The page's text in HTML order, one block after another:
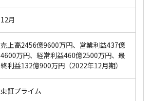
12月
売上高2456億9600万円、営業利益437億
4600万円、経常利益460億2500万円、最
終利益132億900万円（2022年12月期）
東証プライム